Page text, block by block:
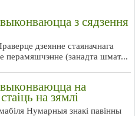
з сядзення
дзеянне стаяначнага
перамяшчэнне (занадта шмат...
на
на зямлі
Нумарныя знакі павінны